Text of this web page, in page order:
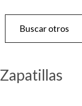
Buscar otros
Zapatillas